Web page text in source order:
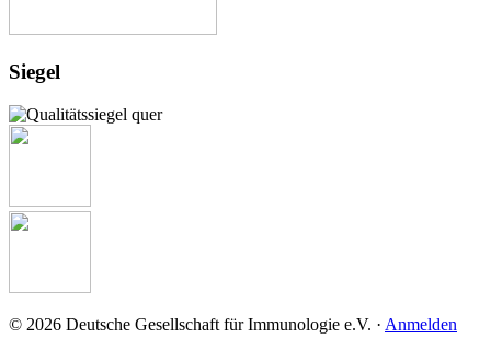
Siegel
© 2026 Deutsche Gesellschaft für Immunologie e.V. · Anmelden